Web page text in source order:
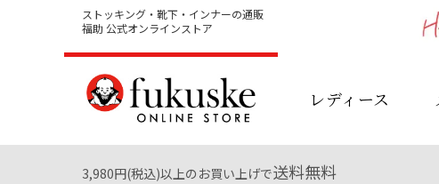
ストッキング・靴下・インナーの通販
福助 公式オンラインストア
レディース
3,980円(税込)以上のお買い上げで送料無料